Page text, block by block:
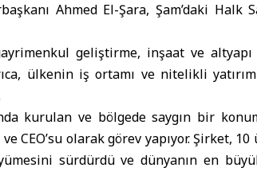
Ahmed El-Şara, Şam’daki Halk
geliştirme, inşaat ve
ülkenin iş ortamı ve nitelikli
kurulan ve bölgede saygın bir
CEO’su olarak görev yapıyor. Şirket,
sürdürdü ve dünyanın en